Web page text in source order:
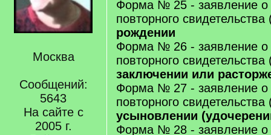
Москва
Сообщений:
5643
На сайте с
2005 г.
Форма № 25 - заявление о
повторного
рождении
Форма № 26 - заявление о
повторного
заключении или
Форма № 27 - заявление о
повторного
усыновлении
Форма № 28 - заявление о